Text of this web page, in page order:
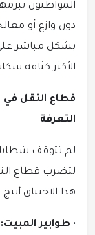
المواطنون
دون وازع أو
بشكل مباشر
الأكثر كثافة
قطاع النقل في
التعرفة
لم تتوقف شظايا
هذا الاختناق
• طوابير المبيت: